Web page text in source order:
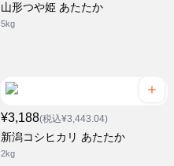
山形つや姫 あたたか
5kg
¥3,188(税込¥3,443.04)
新潟コシヒカリ あたたか
2kg